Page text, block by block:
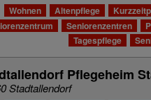
Wohnen Altenpflege
Seniorenzentren
Tagespflege
Pflegeheim
Stadtallendorf